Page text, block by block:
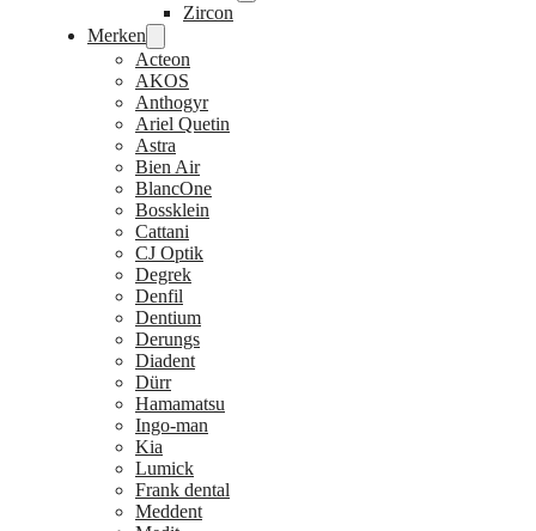
Zircon
Merken
Acteon
AKOS
Anthogyr
Ariel Quetin
Astra
Bien Air
BlancOne
Bossklein
Cattani
CJ Optik
Degrek
Denfil
Dentium
Derungs
Diadent
Dürr
Hamamatsu
Ingo-man
Kia
Lumick
Frank dental
Meddent